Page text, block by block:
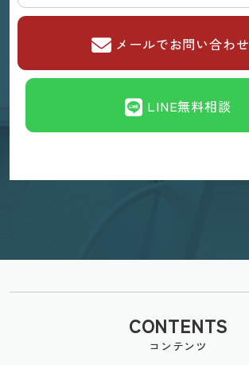
メールでお問い合わせ
LINE無料相談
CONTENTS
コンテンツ